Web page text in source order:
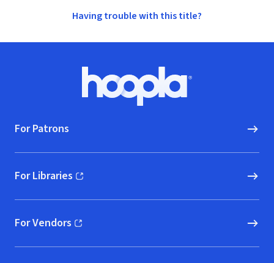
Having trouble with this title?
Hoopla logo, Go to homepage
For Patrons
For Libraries
(opens in new window)
For Vendors
(opens in new window)